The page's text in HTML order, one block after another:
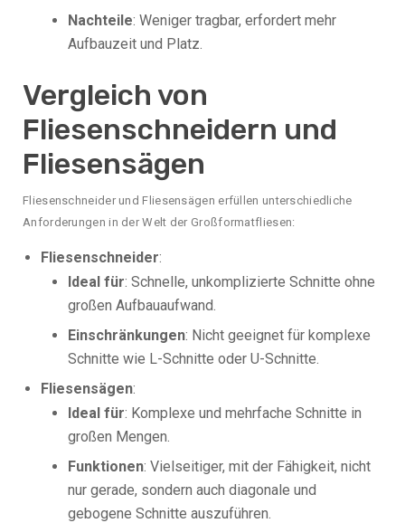
Nachteile: Weniger tragbar, erfordert mehr
Aufbauzeit und Platz.
Vergleich von
Fliesenschneidern und
Fliesensägen
Fliesenschneider und Fliesensägen erfüllen unterschiedliche
Anforderungen in der Welt der Großformatfliesen:
Fliesenschneider:
Ideal für: Schnelle, unkomplizierte Schnitte ohne
großen Aufbauaufwand.
Einschränkungen: Nicht geeignet für komplexe
Schnitte wie L-Schnitte oder U-Schnitte.
Fliesensägen:
Ideal für: Komplexe und mehrfache Schnitte in
großen Mengen.
Funktionen: Vielseitiger, mit der Fähigkeit, nicht
nur gerade, sondern auch diagonale und
gebogene Schnitte auszuführen.